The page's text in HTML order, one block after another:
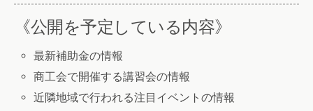
《公開を予定している内容》
最新補助金の情報
商工会で開催する講習会の情報
近隣地域で行われる注目イベントの情報